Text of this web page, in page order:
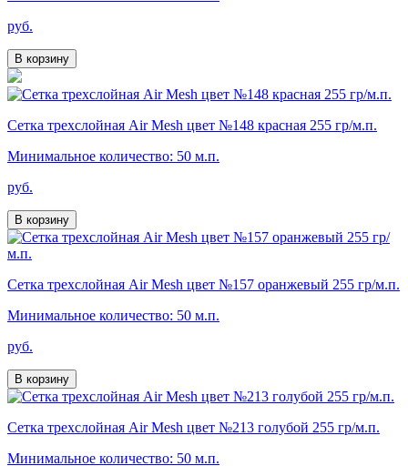
руб.
В корзину
Сетка трехслойная Air Mesh цвет №148 красная 255 гр/м.п.
Минимальное количество: 50 м.п.
руб.
В корзину
Сетка трехслойная Air Mesh цвет №157 оранжевый 255 гр/м.п.
Минимальное количество: 50 м.п.
руб.
В корзину
Сетка трехслойная Air Mesh цвет №213 голубой 255 гр/м.п.
Минимальное количество: 50 м.п.